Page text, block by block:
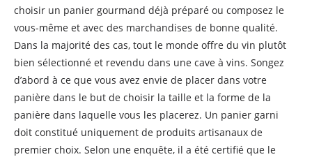
choisir un panier gourmand déjà préparé ou composez le
vous-même et avec des marchandises de bonne qualité.
Dans la majorité des cas, tout le monde offre du vin plutôt
bien sélectionné et revendu dans une cave à vins. Songez
d’abord à ce que vous avez envie de placer dans votre
panière dans le but de choisir la taille et la forme de la
panière dans laquelle vous les placerez. Un panier garni
doit constitué uniquement de produits artisanaux de
premier choix. Selon une enquête, il a été certifié que le